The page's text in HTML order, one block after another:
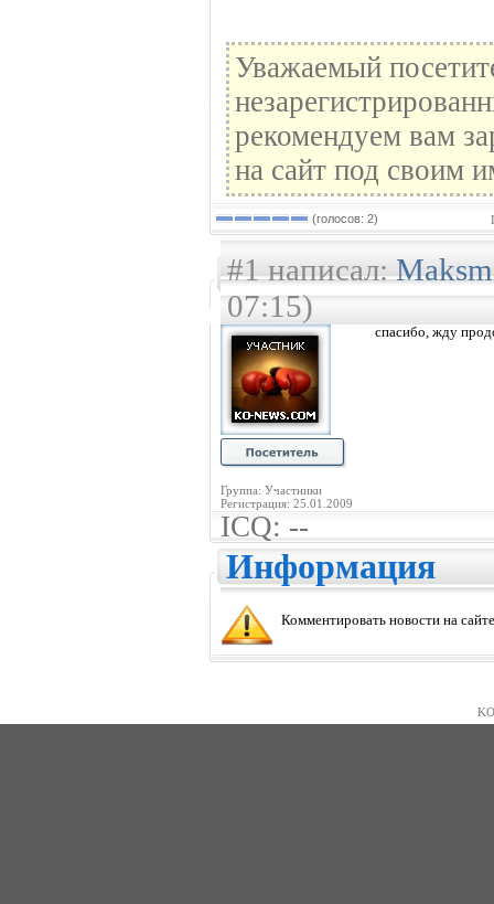
Уважаемый
рекомендуем вам
на сайт под своим
(голосов: 2)
#1 написал:
07:15)
Группа: Участники
Регистрация: 25.01.2009
спасибо, жду
ICQ: --
Информация
Комментировать новости на